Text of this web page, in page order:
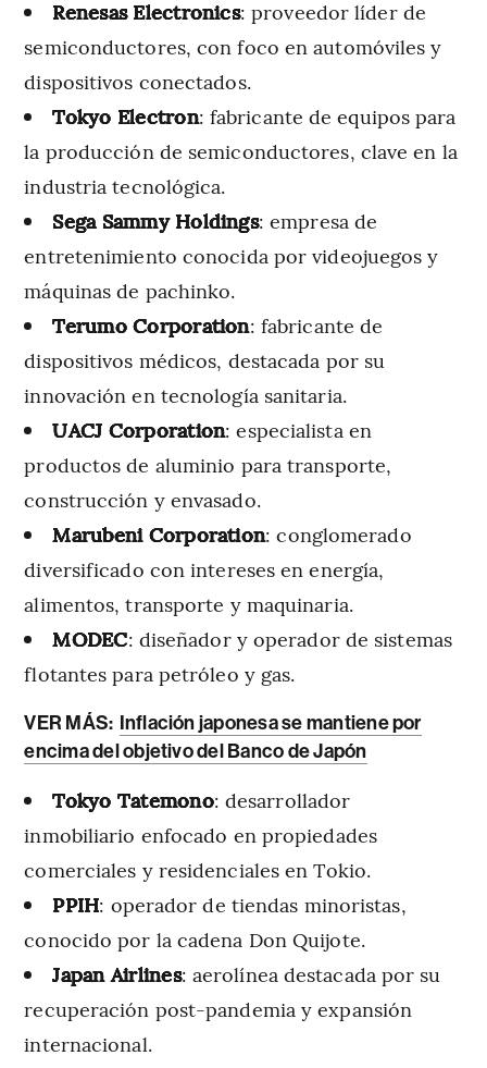
Renesas Electronics: proveedor líder de
semiconductores, con foco en automóviles y
dispositivos conectados.
Tokyo Electron: fabricante de equipos para
la producción de semiconductores, clave en la
industria tecnológica.
Sega Sammy Holdings: empresa de
entretenimiento conocida por videojuegos y
máquinas de pachinko.
Terumo Corporation: fabricante de
dispositivos médicos, destacada por su
innovación en tecnología sanitaria.
UACJ Corporation: especialista en
productos de aluminio para transporte,
construcción y envasado.
Marubeni Corporation: conglomerado
diversificado con intereses en energía,
alimentos, transporte y maquinaria.
MODEC: diseñador y operador de sistemas
flotantes para petróleo y gas.
VER MÁS: Inflación japonesa se mantiene por
encima del objetivo del Banco de Japón
Tokyo Tatemono: desarrollador
inmobiliario enfocado en propiedades
comerciales y residenciales en Tokio.
PPIH: operador de tiendas minoristas,
conocido por la cadena Don Quijote.
Japan Airlines: aerolínea destacada por su
recuperación post-pandemia y expansión
internacional.